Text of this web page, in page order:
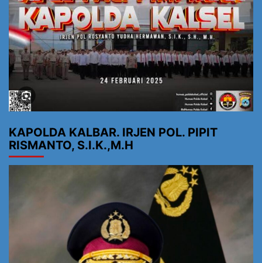
KAPOLDA KALBAR. IRJEN POL. PIPIT
RISMANTO, S.I.K.,M.H